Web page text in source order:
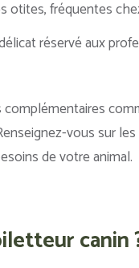
otites, fréquentes
réservé aux
vous sur
de votre animal.
canin